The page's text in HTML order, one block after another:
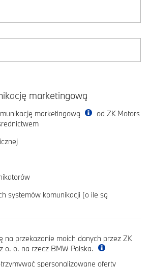
marketingową
marketingową
od ZK Motors
systemów komunikacji (o ile są
na przekazanie moich danych przez ZK
o. o. na rzecz BMW Polska.
spersonalizowane oferty